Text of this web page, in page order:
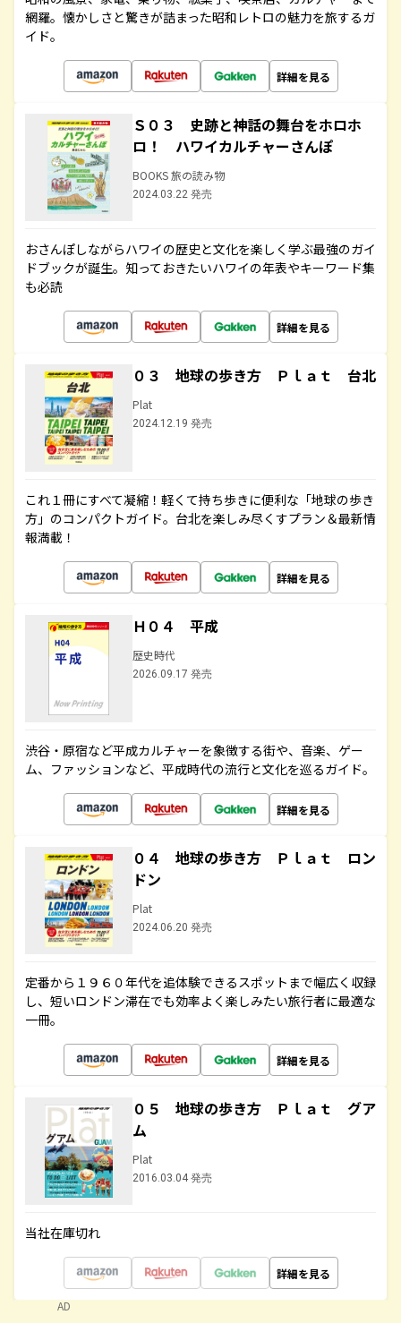
網羅。懐かしさと驚きが詰まった昭和レトロの魅力を旅するガ
イド。
詳細を見る
Ｓ０３ 史跡と神話の舞台をホロホ
ロ！ ハワイカルチャーさんぽ
BOOKS 旅の読み物
2024.03.22 発売
おさんぽしながらハワイの歴史と文化を楽しく学ぶ最強のガイ
ドブックが誕生。知っておきたいハワイの年表やキーワード集
も必読
詳細を見る
０３ 地球の歩き方 Ｐｌａｔ 台北
Plat
2024.12.19 発売
これ１冊にすべて凝縮！軽くて持ち歩きに便利な「地球の歩き
方」のコンパクトガイド。台北を楽しみ尽くすプラン＆最新情
報満載！
詳細を見る
Ｈ０４ 平成
歴史時代
2026.09.17 発売
渋谷・原宿など平成カルチャーを象徴する街や、音楽、ゲー
ム、ファッションなど、平成時代の流行と文化を巡るガイド。
詳細を見る
０４ 地球の歩き方 Ｐｌａｔ ロン
ドン
Plat
2024.06.20 発売
定番から１９６０年代を追体験できるスポットまで幅広く収録
し、短いロンドン滞在でも効率よく楽しみたい旅行者に最適な
一冊。
詳細を見る
０５ 地球の歩き方 Ｐｌａｔ グア
ム
Plat
2016.03.04 発売
当社在庫切れ
詳細を見る
AD